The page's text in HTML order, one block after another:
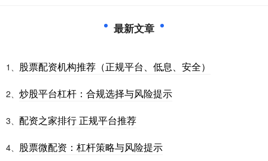
最新文章
1、 股票配资机构推荐（正规平台、低息、安全）
2、 炒股平台杠杆：合规选择与风险提示
3、 配资之家排行 正规平台推荐
4、 股票微配资：杠杆策略与风险提示